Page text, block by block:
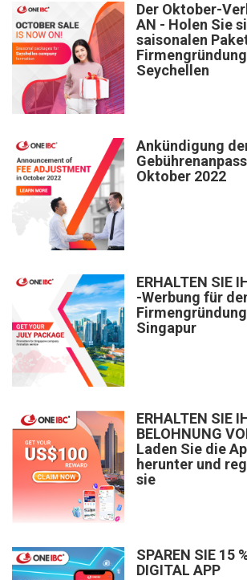
Der Oktober-
AN - Holen Sie
saisonalen
Seychellen
Ankündigung
Oktober 2022
ERHALTEN SIE
-Werbung für
Singapur
ERHALTEN SIE
BELOHNUNG
Laden Sie die
herunter und
sie
SPAREN SIE 15
DIGITAL APP